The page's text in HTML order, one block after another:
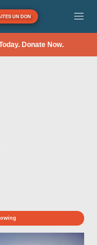
UN DON
Donate Now.